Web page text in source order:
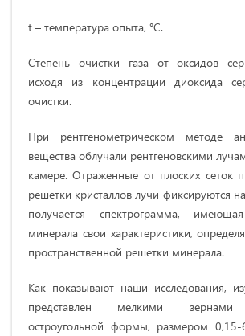
t – температура опыта, °С.
Степень очистки газа от оксидов
исходя из концентрации диоксида
очистки.
При рентгенометрическом методе
вещества облучали рентгеновскими
камере. Отраженные от плоских сеток
решетки кристаллов лучи фиксируются
получается спектрограмма,
минерала свои характеристики,
пространственной решетки минерала.
Как показывают наши исследования,
представлен мелкими зернами
остроугольной формы, размером